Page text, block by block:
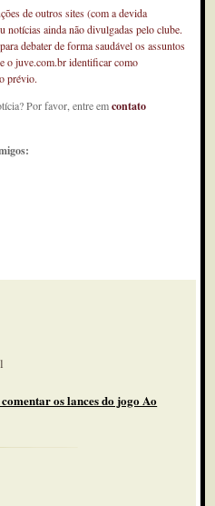
de outros sites (com a devida
notícias ainda não divulgadas pelo clube.
debater de forma saudável os assuntos
o juve.com.br identificar como
prévio.
Por favor, entre emcontato
os lances do jogo Ao